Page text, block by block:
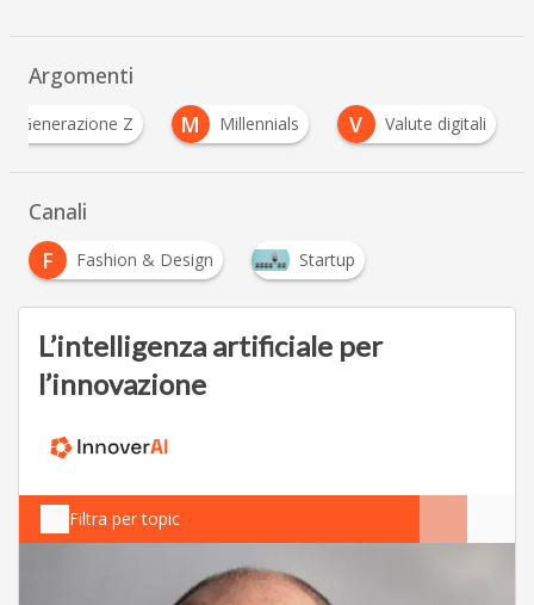
Argomenti
Generazione Z M Millennials V Valute digitali
Canali
F
Fashion & Design Startup
L’intelligenza artificiale per
l’innovazione
Filtra per topic